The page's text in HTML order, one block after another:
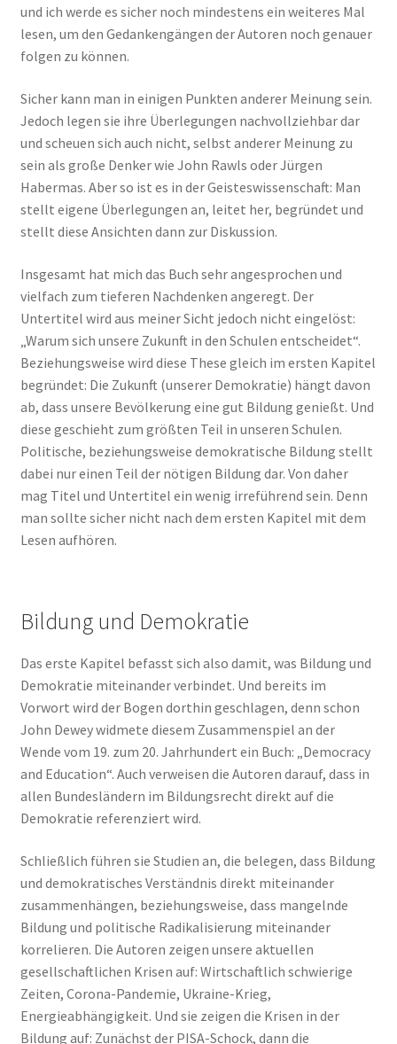
und ich werde es sicher noch mindestens ein weiteres Mal
lesen, um den Gedankengängen der Autoren noch genauer
folgen zu können.
Sicher kann man in einigen Punkten anderer Meinung sein.
Jedoch legen sie ihre Überlegungen nachvollziehbar dar
und scheuen sich auch nicht, selbst anderer Meinung zu
sein als große Denker wie John Rawls oder Jürgen
Habermas. Aber so ist es in der Geisteswissenschaft: Man
stellt eigene Überlegungen an, leitet her, begründet und
stellt diese Ansichten dann zur Diskussion.
Insgesamt hat mich das Buch sehr angesprochen und
vielfach zum tieferen Nachdenken angeregt. Der
Untertitel wird aus meiner Sicht jedoch nicht eingelöst:
„Warum sich unsere Zukunft in den Schulen entscheidet“.
Beziehungsweise wird diese These gleich im ersten Kapitel
begründet: Die Zukunft (unserer Demokratie) hängt davon
ab, dass unsere Bevölkerung eine gut Bildung genießt. Und
diese geschieht zum größten Teil in unseren Schulen.
Politische, beziehungsweise demokratische Bildung stellt
dabei nur einen Teil der nötigen Bildung dar. Von daher
mag Titel und Untertitel ein wenig irreführend sein. Denn
man sollte sicher nicht nach dem ersten Kapitel mit dem
Lesen aufhören.
Bildung und Demokratie
Das erste Kapitel befasst sich also damit, was Bildung und
Demokratie miteinander verbindet. Und bereits im
Vorwort wird der Bogen dorthin geschlagen, denn schon
John Dewey widmete diesem Zusammenspiel an der
Wende vom 19. zum 20. Jahrhundert ein Buch: „Democracy
and Education“. Auch verweisen die Autoren darauf, dass in
allen Bundesländern im Bildungsrecht direkt auf die
Demokratie referenziert wird.
Schließlich führen sie Studien an, die belegen, dass Bildung
und demokratisches Verständnis direkt miteinander
zusammenhängen, beziehungsweise, dass mangelnde
Bildung und politische Radikalisierung miteinander
korrelieren. Die Autoren zeigen unsere aktuellen
gesellschaftlichen Krisen auf: Wirtschaftlich schwierige
Zeiten, Corona-Pandemie, Ukraine-Krieg,
Energieabhängigkeit. Und sie zeigen die Krisen in der
Bildung auf: Zunächst der PISA-Schock, dann die